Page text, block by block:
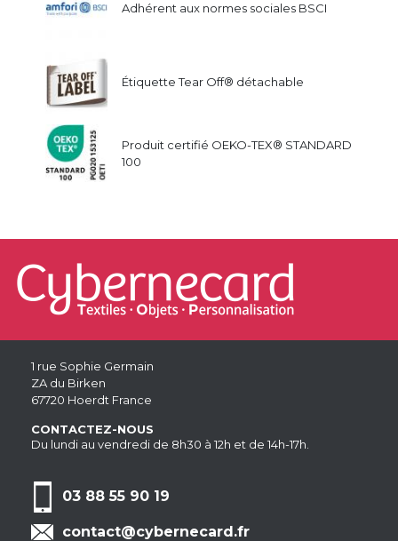
Adhérent aux normes sociales BSCI
Étiquette Tear Off® détachable
Produit certifié OEKO-TEX® STANDARD
100
1 rue Sophie Germain
ZA du Birken
67720 Hoerdt France
CONTACTEZ-NOUS
Du lundi au vendredi de 8h30 à 12h et de 14h-17h.
03 88 55 90 19
contact@cybernecard.fr